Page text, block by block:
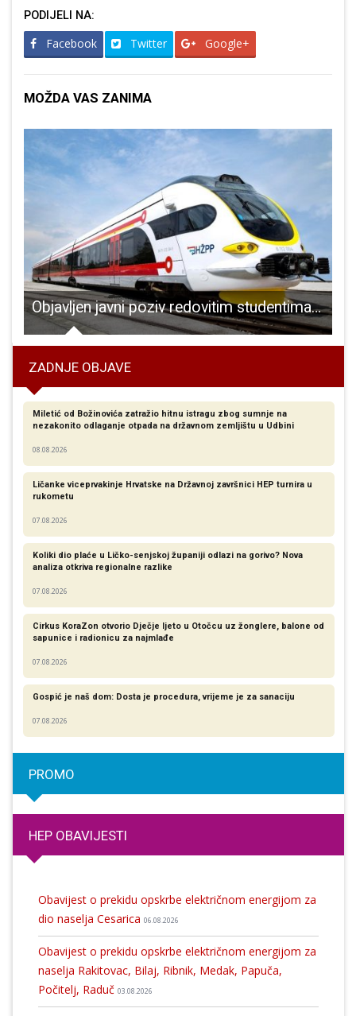
PODIJELI NA:
Facebook Twitter Google+
MOŽDA VAS ZANIMA
Objavljen javni poziv redovitim studentima s područja Ličko-senjske županije za sufinanciranje troškova prijevoza vlakom
ZADNJE OBJAVE
Miletić od Božinovića zatražio hitnu istragu zbog sumnje na
nezakonito odlaganje otpada na državnom zemljištu u Udbini
08.08.2026
Ličanke viceprvakinje Hrvatske na Državnoj završnici HEP turnira u
rukometu
07.08.2026
Koliki dio plaće u Ličko-senjskoj županiji odlazi na gorivo? Nova
analiza otkriva regionalne razlike​
07.08.2026
Cirkus KoraZon otvorio Dječje ljeto u Otočcu uz žonglere, balone od
sapunice i radionicu za najmlađe
07.08.2026
Gospić je naš dom: Dosta je procedura, vrijeme je za sanaciju
07.08.2026
PROMO
HEP OBAVIJESTI
Obavijest o prekidu opskrbe električnom energijom za
dio naselja Cesarica 06.08.2026
Obavijest o prekidu opskrbe električnom energijom za
naselja Rakitovac, Bilaj, Ribnik, Medak, Papuča,
Počitelj, Raduč 03.08.2026